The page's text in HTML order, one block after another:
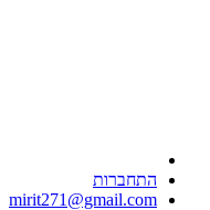
התחברות
mirit271@gmail.com